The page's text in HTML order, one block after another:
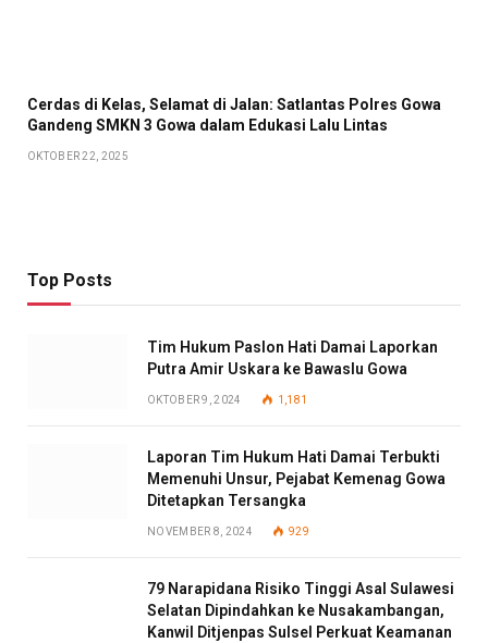
Cerdas di Kelas, Selamat di Jalan: Satlantas Polres Gowa
Gandeng SMKN 3 Gowa dalam Edukasi Lalu Lintas
OKTOBER 22, 2025
Top Posts
Tim Hukum Paslon Hati Damai Laporkan
Putra Amir Uskara ke Bawaslu Gowa
OKTOBER 9, 2024 1,181
Laporan Tim Hukum Hati Damai Terbukti
Memenuhi Unsur, Pejabat Kemenag Gowa
Ditetapkan Tersangka
NOVEMBER 8, 2024 929
79 Narapidana Risiko Tinggi Asal Sulawesi
Selatan Dipindahkan ke Nusakambangan,
Kanwil Ditjenpas Sulsel Perkuat Keamanan